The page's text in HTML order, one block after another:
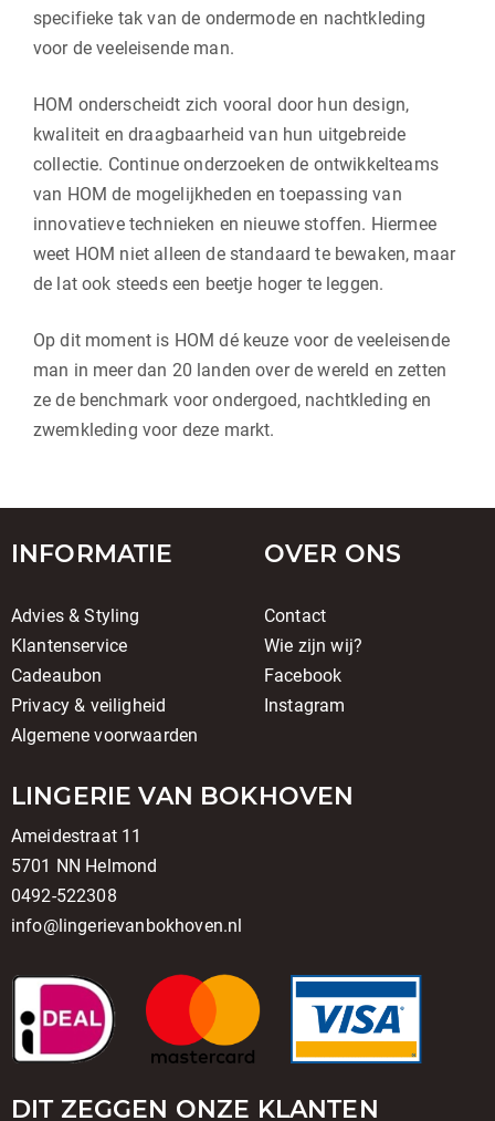
specifieke tak van de ondermode en nachtkleding
voor de veeleisende man.
HOM onderscheidt zich vooral door hun design,
kwaliteit en draagbaarheid van hun uitgebreide
collectie. Continue onderzoeken de ontwikkelteams
van HOM de mogelijkheden en toepassing van
innovatieve technieken en nieuwe stoffen. Hiermee
weet HOM niet alleen de standaard te bewaken, maar
de lat ook steeds een beetje hoger te leggen.
Op dit moment is HOM dé keuze voor de veeleisende
man in meer dan 20 landen over de wereld en zetten
ze de benchmark voor ondergoed, nachtkleding en
zwemkleding voor deze markt.
INFORMATIE
Advies & Styling
Klantenservice
Cadeaubon
Privacy & veiligheid
Algemene voorwaarden
OVER ONS
Contact
Wie zijn wij?
Facebook
Instagram
LINGERIE VAN BOKHOVEN
Ameidestraat 11
5701 NN Helmond
0492-522308
info@lingerievanbokhoven.nl
DIT ZEGGEN ONZE KLANTEN